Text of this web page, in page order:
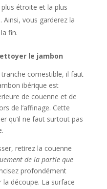
étroite et la plus
Ainsi, vous garderez la
fin.
le jambon
comestible, il faut
ibérique est
de couenne et de
de l’affinage. Cette
qu’il ne faut surtout pas
retirez la couenne
de la partie que
profondément
découpe. La surface